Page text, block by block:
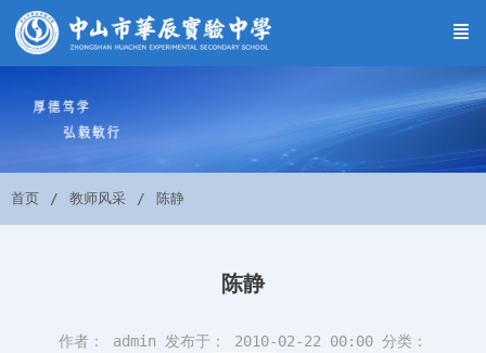
首页 教师风采 陈静
陈静
作者： admin 发布于： 2010-02-22 00:00 分类：